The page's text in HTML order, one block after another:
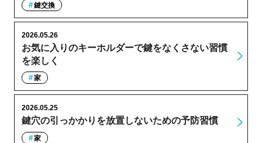
鍵交換
お気に入りのキーホルダーで鍵をなくさない習慣
を楽しく
2026.05.26
家
鍵穴の引っかかりを放置しないための予防習慣
2026.05.25
家